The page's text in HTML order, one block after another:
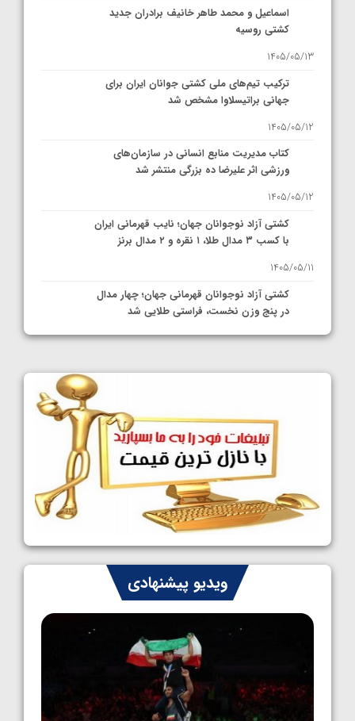
اسماعیل و محمد طاهر خانیف برادران جدید
کشتی روسیه
1405/05/13
ترکیب تیم‌های ملی کشتی جوانان ایران برای
جهانی براتیسلاوا مشخص شد
1405/05/12
کتاب مدیریت منابع انسانی در سازمان‌های
ورزشی اثر علیرضا ده بزرگی منتشر شد
1405/05/12
کشتی آزاد نوجوانان جهان؛ نایب قهرمانی ایران
با کسب ۳ مدال طلا، ۱ نقره و ۲ مدال برنز
1405/05/11
کشتی آزاد نوجوانان قهرمانی جهان؛ چهار مدال
در پنج وزن نخست، فراستی طلایی شد
1405/05/11
کشتی آزاد نوجوانان جهان؛ رقبای نمایندگان
ایران مشخص شدند
1405/05/08
کشتی فرنگی نوجوانان جهان؛ سکوی تیمی
سوم برای ایران
1405/05/07
ایران چشم به راه چهار مدال در پنج وزن دوم
کشتی فرنگی نوجوانان جهان
1405/05/06
ویدیو پیشنهادی